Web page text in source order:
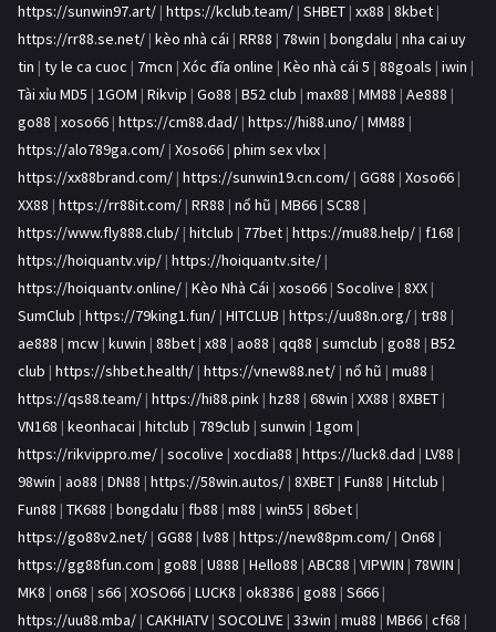
https://sunwin97.art/ | https://kclub.team/ | SHBET | xx88 | 8kbet |
https://rr88.se.net/ | kèo nhà cái | RR88 | 78win | bongdalu | nha cai uy
tin | ty le ca cuoc | 7mcn | Xóc đĩa online | Kèo nhà cái 5 | 88goals | iwin |
Tài xỉu MD5 | 1GOM | Rikvip | Go88 | B52 club | max88 | MM88 | Ae888 |
go88 | xoso66 | https://cm88.dad/ | https://hi88.uno/ | MM88 |
https://alo789ga.com/ | Xoso66 | phim sex vlxx |
https://xx88brand.com/ | https://sunwin19.cn.com/ | GG88 | Xoso66 |
XX88 | https://rr88it.com/ | RR88 | nổ hũ | MB66 | SC88 |
https://www.fly888.club/ | hitclub | 77bet | https://mu88.help/ | f168 |
https://hoiquantv.vip/ | https://hoiquantv.site/ |
https://hoiquantv.online/ | Kèo Nhà Cái | xoso66 | Socolive | 8XX |
SumClub | https://79king1.fun/ | HITCLUB | https://uu88n.org/ | tr88 |
ae888 | mcw | kuwin | 88bet | x88 | ao88 | qq88 | sumclub | go88 | B52
club | https://shbet.health/ | https://vnew88.net/ | nổ hũ | mu88 |
https://qs88.team/ | https://hi88.pink | hz88 | 68win | XX88 | 8XBET |
VN168 | keonhacai | hitclub | 789club | sunwin | 1gom |
https://rikvippro.me/ | socolive | xocdia88 | https://luck8.dad | LV88 |
98win | ao88 | DN88 | https://58win.autos/ | 8XBET | Fun88 | Hitclub |
Fun88 | TK688 | bongdalu | fb88 | m88 | win55 | 86bet |
https://go88v2.net/ | GG88 | lv88 | https://new88pm.com/ | On68 |
https://gg88fun.com | go88 | U888 | Hello88 | ABC88 | VIPWIN | 78WIN |
MK8 | on68 | s66 | XOSO66 | LUCK8 | ok8386 | go88 | S666 |
https://uu88.mba/ | CAKHIATV | SOCOLIVE | 33win | mu88 | MB66 | cf68 |